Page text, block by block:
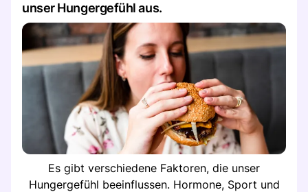
unser Hungergefühl aus.
Es gibt verschiedene Faktoren, die unser
Hungergefühl beeinflussen. Hormone, Sport und